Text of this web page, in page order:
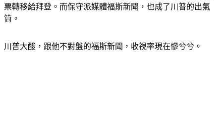
「Dominion」的計票系統，將他的270萬票刪除，甚至有22萬
票轉移給拜登。而保守派媒體福斯新聞，也成了川普的出氣